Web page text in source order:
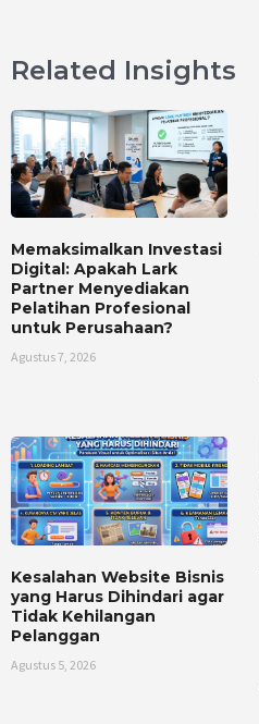
Related Insights
Memaksimalkan Investasi
Digital: Apakah Lark
Partner Menyediakan
Pelatihan Profesional
untuk Perusahaan?
Agustus 7, 2026
Kesalahan Website Bisnis
yang Harus Dihindari agar
Tidak Kehilangan
Pelanggan
Agustus 5, 2026